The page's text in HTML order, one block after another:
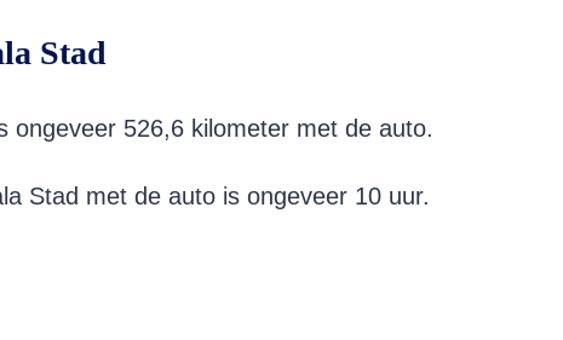
Stad
ongeveer 526,6 kilometer met de auto.
Stad met de auto is ongeveer 10 uur.